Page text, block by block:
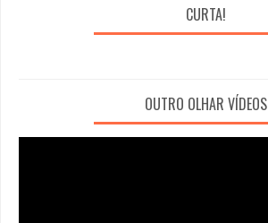
CURTA!
OUTRO OLHAR VÍDEOS